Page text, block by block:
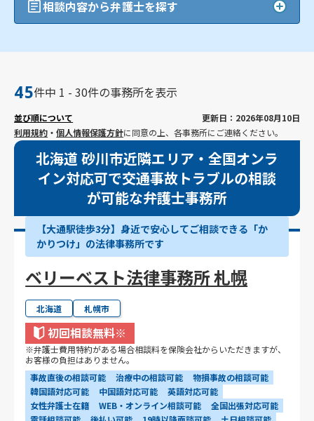
相談内容から弁護士を探す
45件中 1 - 30件の事務所を表示
並び順について
更新日：2026年08月10日
利用規約 ・個人情報保護方針に同意の上、各事務所にご連絡ください。
北海道 砂川市近隣エリア・全国オンラ
イン対応可で交通事故トラブルの相談
が可能な弁護士事務所
【大通駅徒歩3分】身近で安心してご相談できる「か
かりつけ」の法律事務所です
ベリーベスト法律事務所 札幌
北海道 札幌市
初回相談無料※
※弁護士費用特約がある場合相談料を保険会社からいただきますが、
お客様の負担はありません。
事故直後の相談可能
治療中の相談可能
物損事故の相談可能
韓国語対応可能
中国語対応可能
英語対応可能
女性弁護士在籍
WEB・オンライン相談可能
全国出張対応可能